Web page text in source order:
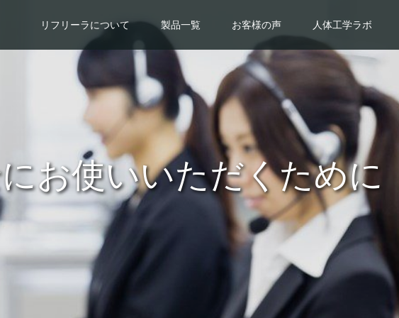
リフリーラについて 製品一覧 お客様の声 人体工学ラボ
お使いいただくために